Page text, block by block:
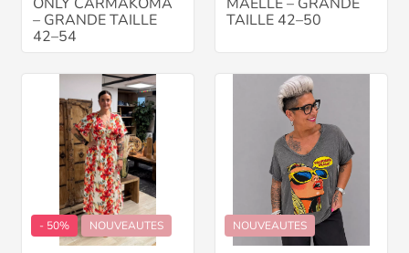
– GRANDE TAILLE
42–54
TAILLE 42–50
- 50% NOUVEAUTES NOUVEAUTES